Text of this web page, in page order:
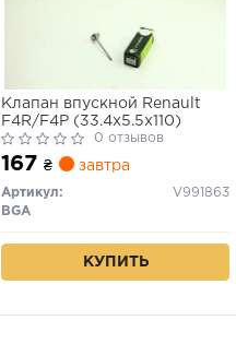
Клапан впускной Renault
F4R/F4P (33.4x5.5x110)
0 отзывов
167 ₴ завтра
Артикул:
V991863
BGA
КУПИТЬ